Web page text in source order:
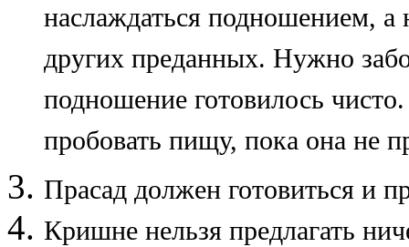
наслаждаться подношением,
других преданных. Нужно
подношение готовилось
пробовать пищу, пока она не
Прасад должен готовиться и
Кришне нельзя предлагать